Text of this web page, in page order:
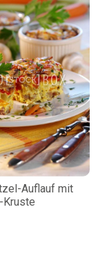
Auflauf mit
Kruste